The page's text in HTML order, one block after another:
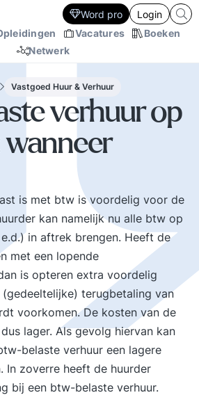
Vacatures
Boeken
Netwerk
Word pro Login
Vastgoed Huur & Verhuur
verhuur op
is met btw is voordelig voor de
kan namelijk nu alle btw op
in aftrek brengen. Heeft de
met een lopende
is opteren extra voordelig
terugbetaling van
voorkomen. De kosten van de
lager. Als gevolg hiervan kan
belaste verhuur een lagere
In zoverre heeft de huurder
bij een btw-belaste verhuur.